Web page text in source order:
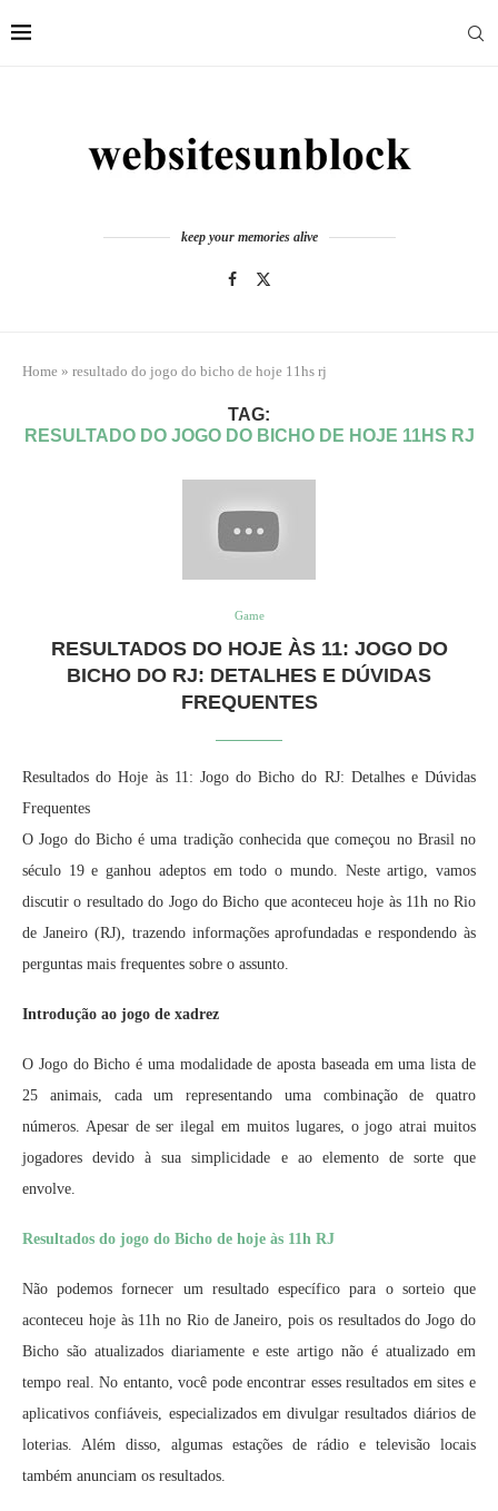
keep your memories alive
Home » resultado do jogo do bicho de hoje 11hs rj
TAG:
RESULTADO DO JOGO DO BICHO DE HOJE 11HS RJ
Game
RESULTADOS DO HOJE ÀS 11: JOGO DO
BICHO DO RJ: DETALHES E DÚVIDAS
FREQUENTES
Resultados do Hoje às 11: Jogo do Bicho do RJ: Detalhes e Dúvidas
Frequentes
O Jogo do Bicho é uma tradição conhecida que começou no Brasil no
século 19 e ganhou adeptos em todo o mundo. Neste artigo, vamos
discutir o resultado do Jogo do Bicho que aconteceu hoje às 11h no Rio
de Janeiro (RJ), trazendo informações aprofundadas e respondendo às
perguntas mais frequentes sobre o assunto.
Introdução ao jogo de xadrez
O Jogo do Bicho é uma modalidade de aposta baseada em uma lista de
25 animais, cada um representando uma combinação de quatro
números. Apesar de ser ilegal em muitos lugares, o jogo atrai muitos
jogadores devido à sua simplicidade e ao elemento de sorte que
envolve.
Resultados do jogo do Bicho de hoje às 11h RJ
Não podemos fornecer um resultado específico para o sorteio que
aconteceu hoje às 11h no Rio de Janeiro, pois os resultados do Jogo do
Bicho são atualizados diariamente e este artigo não é atualizado em
tempo real. No entanto, você pode encontrar esses resultados em sites e
aplicativos confiáveis, especializados em divulgar resultados diários de
loterias. Além disso, algumas estações de rádio e televisão locais
também anunciam os resultados.